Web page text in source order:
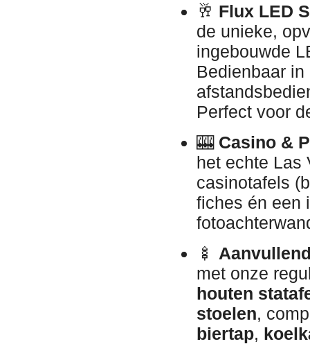
🥂 Flux LED
de unieke,
ingebouwde
Bedienbaar
Perfect voor
🎰 Casino &
het echte Las
casinotafels
fiches én een
🍢
met onze
houten
stoelen,
biertap,